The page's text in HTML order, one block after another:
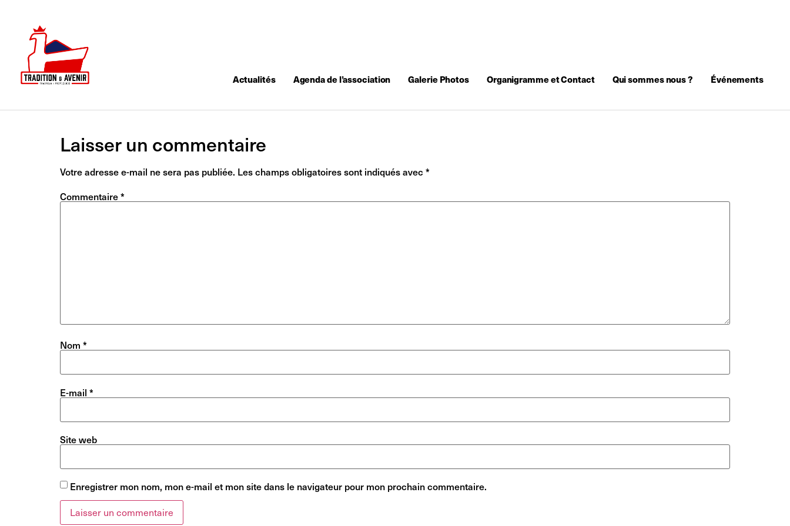
Actualités Agenda de l’association Galerie Photos Organigramme et Contact Qui sommes nous ? Événements
Laisser un commentaire
Votre adresse e-mail ne sera pas publiée. Les champs obligatoires sont indiqués avec *
Commentaire*
Nom *
E-mail *
Site web
Enregistrer mon nom, mon e-mail et mon site dans le navigateur pour mon prochain commentaire.